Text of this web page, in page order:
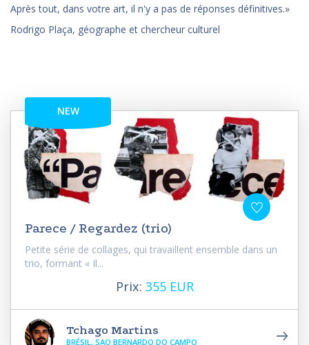
Après tout, dans votre art, il n'y a pas de réponses définitives.»
Rodrigo Plaça, géographe et chercheur culturel
NEW
Parece / Regardez (trio)
Petite série de collages, qui travaillent ensemble dans un
trio, formant « Il...
Prix: 355 EUR
Tchago Martins
BRÉSIL, SAO BERNARDO DO CAMPO